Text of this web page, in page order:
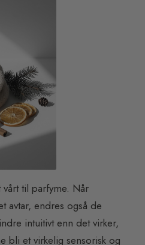
til parfyme. Når
avtar, endres også de
intuitivt enn det virker,
bli et virkelig sensorisk og